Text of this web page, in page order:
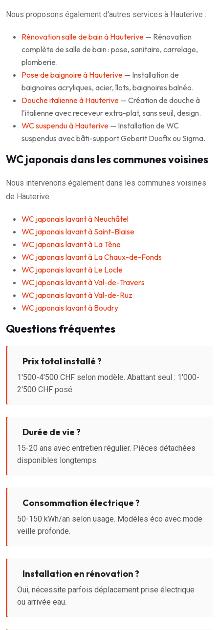
Nous proposons également d'autres services à Hauterive :
Rénovation salle de bain à Hauterive — Rénovation
complète de salle de bain : pose, sanitaire, carrelage,
plomberie.
Pose de baignoire à Hauterive — Installation de
baignoires acryliques, acier, îlots, baignoires balnéo.
Douche italienne à Hauterive — Création de douche à
l'italienne avec receveur extra-plat, sans seuil, design.
WC suspendu à Hauterive — Installation de WC
suspendus avec bâti-support Geberit Duofix ou Sigma.
WC japonais dans les communes voisines
Nous intervenons également dans les communes voisines
de Hauterive :
WC japonais lavant à Neuchâtel
WC japonais lavant à Saint-Blaise
WC japonais lavant à La Tène
WC japonais lavant à La Chaux-de-Fonds
WC japonais lavant à Le Locle
WC japonais lavant à Val-de-Travers
WC japonais lavant à Val-de-Ruz
WC japonais lavant à Boudry
Questions fréquentes
Prix total installé ?
1'500-4'500 CHF selon modèle. Abattant seul : 1'000-
2'500 CHF posé.
Durée de vie ?
15-20 ans avec entretien régulier. Pièces détachées
disponibles longtemps.
Consommation électrique ?
50-150 kWh/an selon usage. Modèles éco avec mode
veille profonde.
Installation en rénovation ?
Oui, nécessite parfois déplacement prise électrique
ou arrivée eau.